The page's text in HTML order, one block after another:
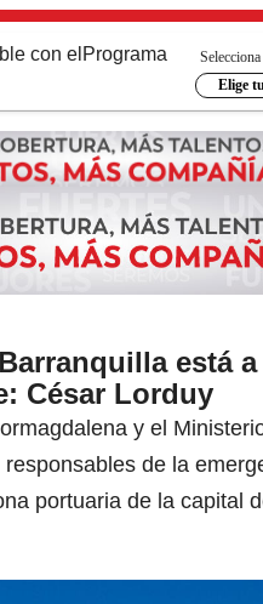
con el Programa
Elige
está
César Lorduy
y el
de la
portuaria de la capital